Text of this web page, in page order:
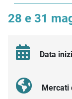
28 e 31
Data
Mercati